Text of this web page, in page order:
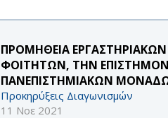
ΠΡΟΜΗΘΕΙΑ
ΦΟΙΤΗΤΩΝ, ΤΗΝ
ΠΑΝΕΠΙΣΤΗΜΙΑΚΩΝ
Προκηρύξεις Διαγωνισμών
11 Νοε 2021